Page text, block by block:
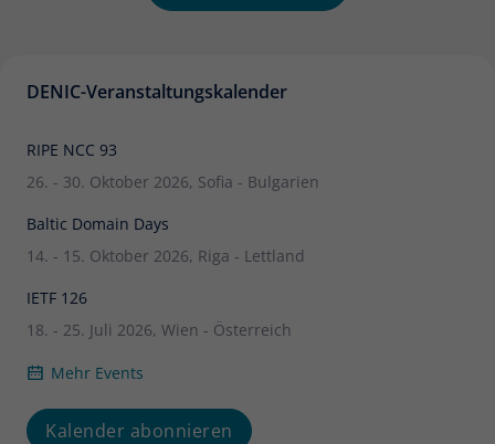
DENIC-Veranstaltungskalender
RIPE NCC 93
26. - 30. Oktober 2026, Sofia - Bulgarien
Baltic Domain Days
14. - 15. Oktober 2026, Riga - Lettland
IETF 126
18. - 25. Juli 2026, Wien - Österreich
Mehr Events
Kalender abonnieren
Referrers, der ursprünglich zum
_pk_id
Anbieter
Wird verwendet, um einige Details über
Name
Anbieter